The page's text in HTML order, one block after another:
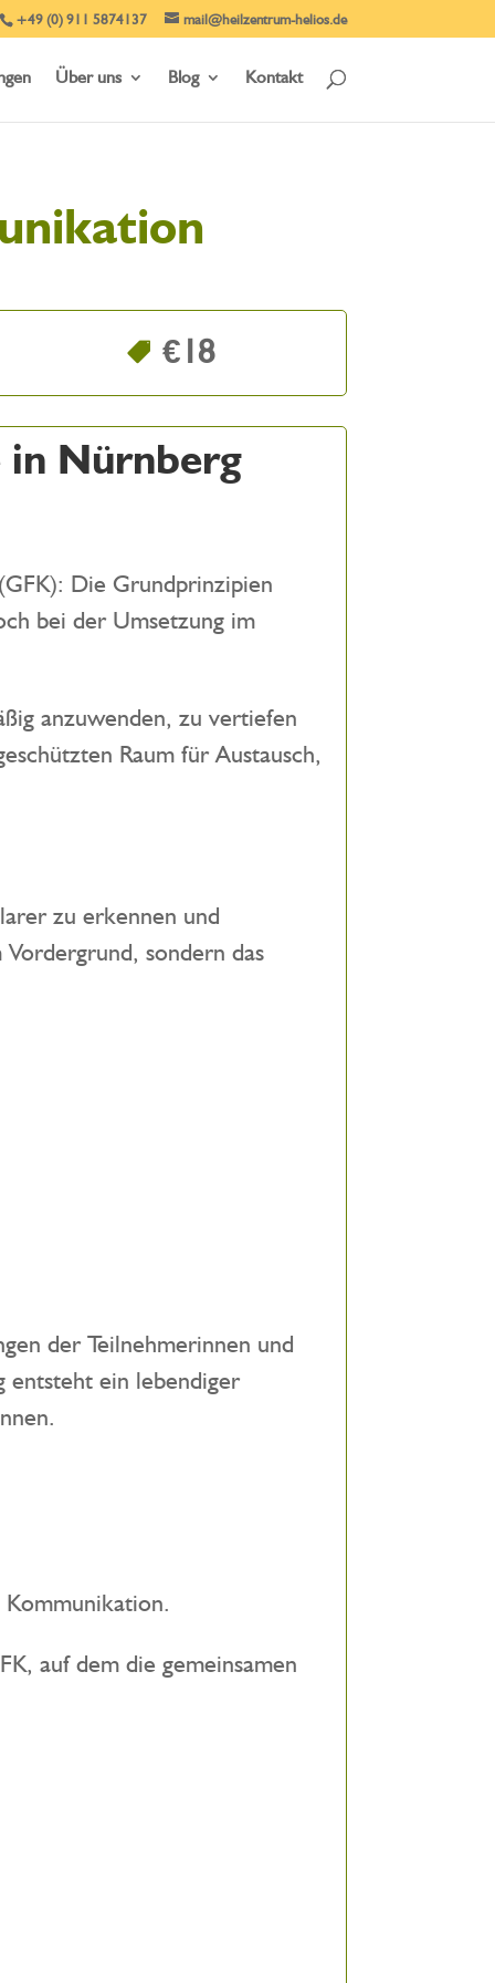
+49 (0) 911 5874137 mail@heilzentrum-helios.de
Über uns Blog Kontakt
€18
in Nürnberg
Die Grundprinzipien
bei der Umsetzung im
anzuwenden, zu vertiefen
Raum für Austausch,
zu erkennen und
sondern das
der Teilnehmerinnen und
entsteht ein lebendiger
auf dem die gemeinsamen